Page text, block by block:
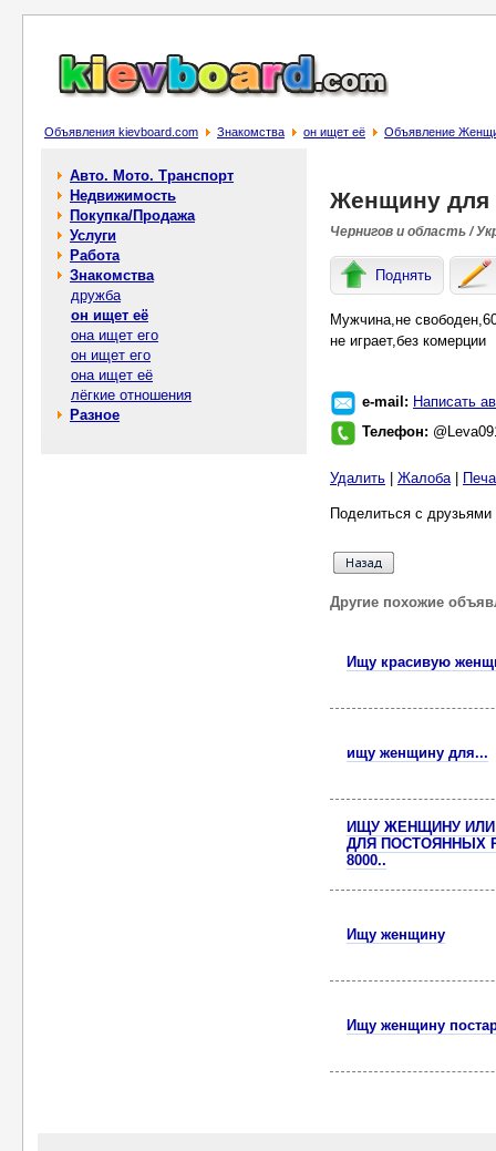
Объявления kievboard.com Знакомства он ищет её Объявление
Авто. Мото. Транспорт
Недвижимость
Покупка/Продажа
Услуги
Работа
Знакомства
дружба
он ищет её
она ищет его
он ищет его
она ищет её
лёгкие отношения
Разное
Женщину для
Чернигов и область /
Поднять
Мужчина,не
не играет,без комерции
e-mail: Написать
Телефон:
Удалить Жалоба|
Поделиться с
Другие похожие
Ищу красивую
ищу женщину для...
ИЩУ ЖЕНЩИНУ
ДЛЯ ПОСТОЯННЫХ
8000..
Ищу женщину
Ищу женщину